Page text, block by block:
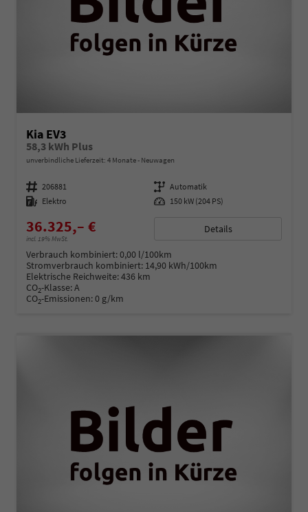
Kia EV3
58,3 kWh Plus
unverbindliche Lieferzeit: 4 Monate Neuwagen
Fahrzeugnummer 206881 Getriebe Automatik
Kraftstoff Elektro Leistung 150 kW (204 PS)
36.325,– €
incl. 19% MwSt.
Details
Verbrauch kombiniert:0,00 l/100km
Stromverbrauch kombiniert: 14,90 kWh/100km
Elektrische Reichweite:436 km
CO2-Klasse:A
CO2-Emissionen:0 g/km